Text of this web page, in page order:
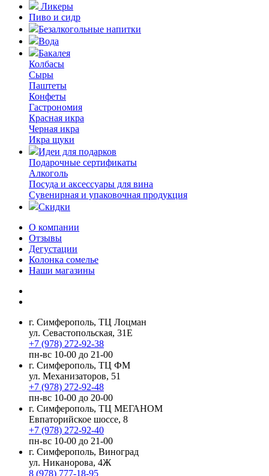
Ликеры
Пиво и сидр
Безалкогольные напитки
Вода
Бакалея
Колбасы
Сыры
Паштеты
Конфеты
Гастрономия
Красная икра
Черная икра
Икра щуки
Идеи для подарков
Подарочные сертификаты
Алкоголь
Посуда и аксессуары для вина
Сувенирная и упаковочная продукция
Скидки
О компании
Отзывы
Дегустации
Колонка сомелье
Наши магазины
г. Симферополь, ТЦ Лоцман
ул. Севастопольская, 31Е
+7 (978) 272-92-38
пн-вс 10-00 до 21-00
г. Симферополь, ТЦ ФМ
ул. Механизаторов, 51
+7 (978) 272-92-48
пн-вс 10-00 до 20-00
г. Симферополь, ТЦ МЕГАНОМ
Евпаторийское шоссе, 8
+7 (978) 272-92-40
пн-вс 10-00 до 21-00
г. Симферополь, Виноград
ул. Никанорова, 4Ж
8 (978) 777-18-95